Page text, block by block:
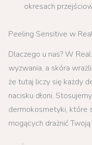
okresach
Peeling Sensitive w
Dlaczego u nas? W
wyzwania, a skóra
że tutaj liczy się każdy
nacisku dłoni.
dermokosmetyki, które
mogących drażnić Twoją